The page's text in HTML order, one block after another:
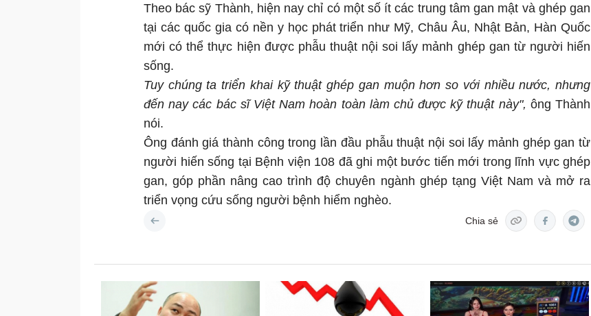
Theo bác sỹ Thành, hiện nay chỉ có một số ít các trung tâm gan mật và ghép gan
tại các quốc gia có nền y học phát triển như Mỹ, Châu Âu, Nhật Bản, Hàn Quốc
mới có thể thực hiện được phẫu thuật nội soi lấy mảnh ghép gan từ người hiến
sống.
Tuy chúng ta triển khai kỹ thuật ghép gan muộn hơn so với nhiều nước, nhưng
đến nay các bác sĩ Việt Nam hoàn toàn làm chủ được kỹ thuật này", ông Thành
nói.
Ông đánh giá thành công trong lần đầu phẫu thuật nội soi lấy mảnh ghép gan từ
người hiến sống tại Bệnh viện 108 đã ghi một bước tiến mới trong lĩnh vực ghép
gan, góp phần nâng cao trình độ chuyên ngành ghép tạng Việt Nam và mở ra
triển vọng cứu sống người bệnh hiểm nghèo.
Chia sẻ